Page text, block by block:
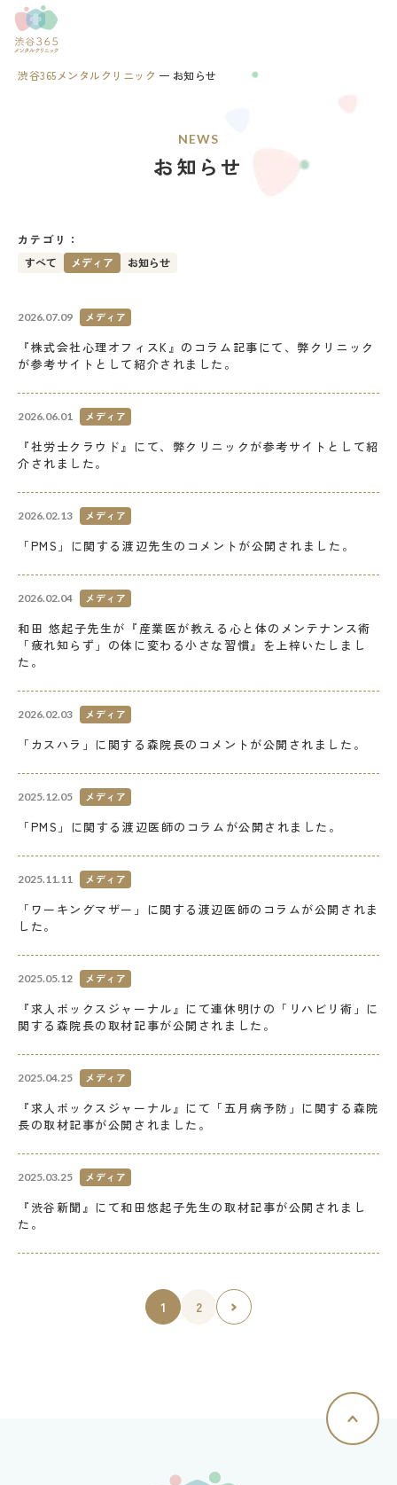
NEWS
お知らせ
渋谷365メンタルクリニック お知らせ
カテゴリ：
すべて
メディア お知らせ
2026.07.09 メディア
『株式会社心理オフィスK』のコラム記事にて、弊クリニック
が参考サイトとして紹介されました。
2026.06.01 メディア
『社労士クラウド』にて、弊クリニックが参考サイトとして紹
介されました。
2026.02.13 メディア
「PMS」に関する渡辺先生のコメントが公開されました。
2026.02.04 メディア
和田 悠起子先生が『産業医が教える心と体のメンテナンス術
「疲れ知らず」の体に変わる小さな習慣』を上梓いたしまし
た。
2026.02.03 メディア
「カスハラ」に関する森院長のコメントが公開されました。
2025.12.05 メディア
「PMS」に関する渡辺医師のコラムが公開されました。
2025.11.11 メディア
「ワーキングマザー」に関する渡辺医師のコラムが公開されま
した。
2025.05.12 メディア
『求人ボックスジャーナル』にて連休明けの「リハビリ術」に
関する森院長の取材記事が公開されました。
2025.04.25 メディア
『求人ボックスジャーナル』にて「五月病予防」に関する森院
長の取材記事が公開されました。
2025.03.25 メディア
『渋谷新聞』にて和田悠起子先生の取材記事が公開されまし
た。
1 2